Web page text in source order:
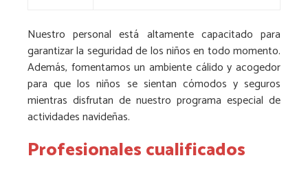
Nuestro personal está altamente capacitado para
garantizar la seguridad de los niños en todo momento.
Además, fomentamos un ambiente cálido y acogedor
para que los niños se sientan cómodos y seguros
mientras disfrutan de nuestro programa especial de
actividades navideñas.
Profesionales cualificados